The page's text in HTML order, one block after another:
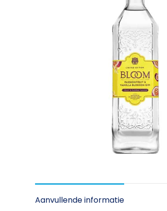
Aanvullende informatie